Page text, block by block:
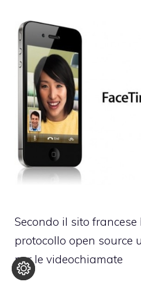
Secondo il sito francese
protocollo open source
per le videochiamate